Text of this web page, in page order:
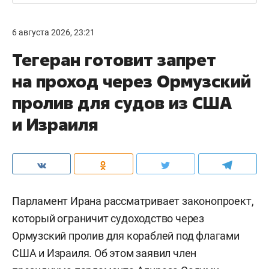
6 августа 2026, 23:21
Тегеран готовит запрет
на проход через Ормузский
пролив для судов из США
и Израиля
Парламент Ирана рассматривает законопроект,
который ограничит судоходство через
Ормузский пролив для кораблей под флагами
США и Израиля. Об этом заявил член